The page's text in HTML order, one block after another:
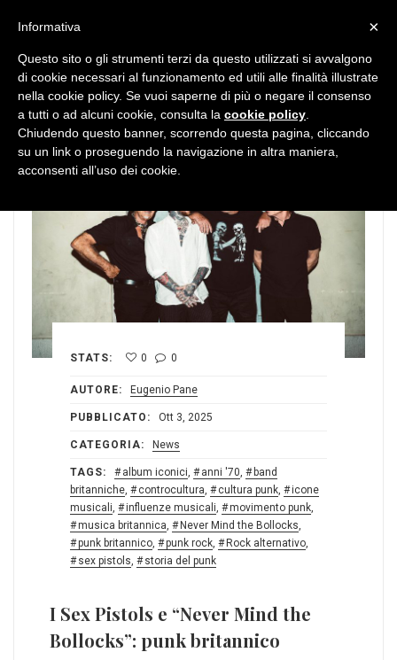
STATS: 0 0
AUTORE: Eugenio Pane
PUBBLICATO: Ott 3, 2025
CATEGORIA: News
TAGS: album iconici, anni '70,
band
britanniche, controcultura, cultura punk,
icone
musicali, influenze musicali, movimento punk,
musica britannica, Never Mind the Bollocks,
punk britannico, punk rock, Rock alternativo,
sex pistols, storia del punk
I Sex Pistols e “Never Mind the
Bollocks”: punk britannico
×
Informativa
Questo sito o gli strumenti terzi da questo utilizzati si avvalgono
di cookie necessari al funzionamento ed utili alle finalità illustrate
nella cookie policy. Se vuoi saperne di più o negare il consenso
a tutti o ad alcuni cookie, consulta la cookie policy
Chiudendo questo banner, scorrendo questa pagina, cliccando
su un link o proseguendo la navigazione in altra maniera,
acconsenti all’uso dei cookie.